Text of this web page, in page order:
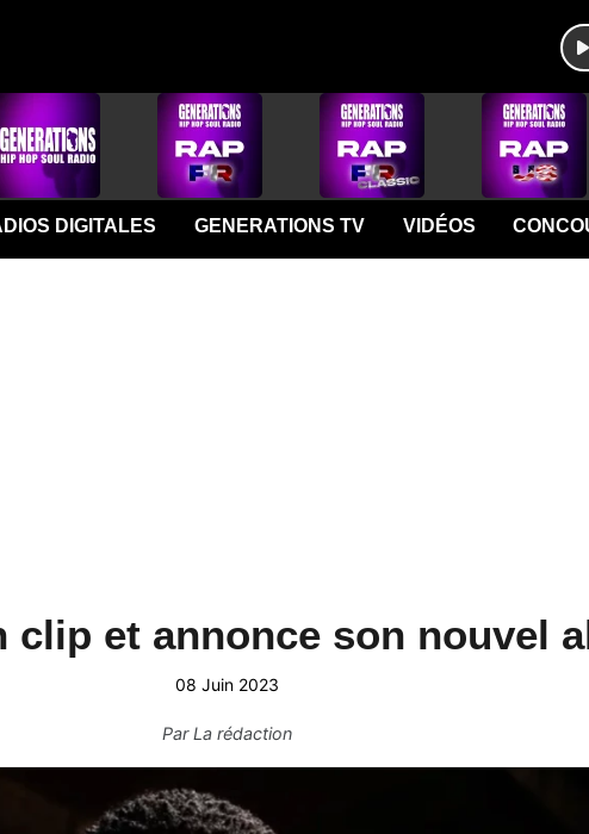
DIGITALES GENERATIONS TV VIDÉOS
clip et annonce son nouvel
08 Juin 2023
ParLa rédaction